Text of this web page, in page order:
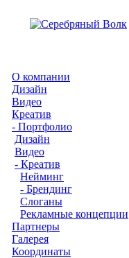
О компании
Дизайн
Видео
Креатив
- Портфолио
Дизайн
Видео
- Креатив
Нейминг
- Брендинг
Слоганы
Рекламные концепции
Партнеры
Галерея
Координаты